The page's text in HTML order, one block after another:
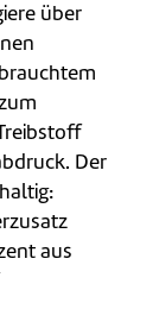
über
Der
aus